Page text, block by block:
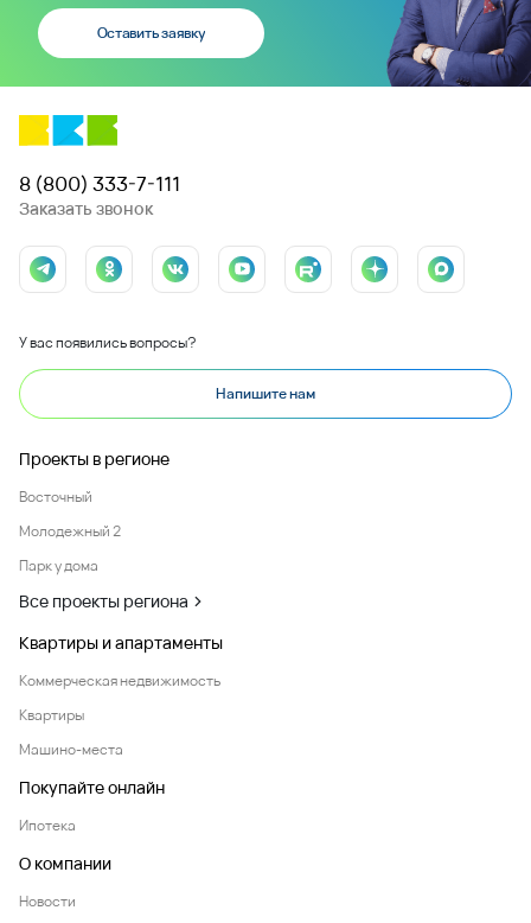
Оставить заявку
8 (800) 333-7-111
Заказать звонок
У вас появились вопросы?
Напишите нам
Проекты в регионе
Восточный
Молодежный 2
Парк у дома
Все проекты региона
Квартиры и апартаменты
Коммерческая недвижимость
Квартиры
Машино-места
Покупайте онлайн
Ипотека
О компании
Новости